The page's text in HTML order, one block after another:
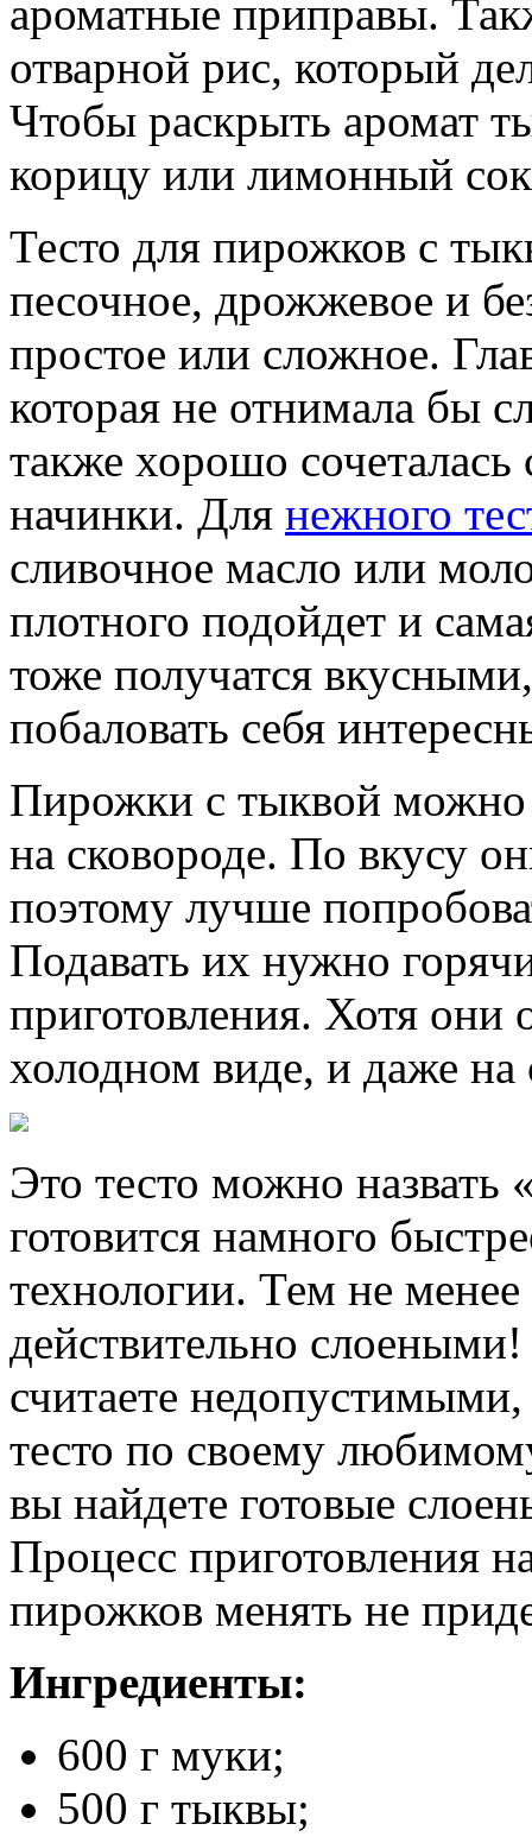
ароматные приправы.
отварной рис, который
Чтобы раскрыть аромат
корицу или лимонный
Тесто для пирожков с
песочное, дрожжевое и
простое или сложное.
которая не отнимала бы
также хорошо
начинки. Для нежного
сливочное масло или
плотного подойдет и
тоже получатся
побаловать себя
Пирожки с тыквой можно
на сковороде. По вкусу
поэтому лучше
Подавать их нужно
приготовления. Хотя они
холодном виде, и даже
Это тесто можно назвать
готовится намного
технологии. Тем не
действительно
считаете
тесто по своему
вы найдете готовые
Процесс приготовления
пирожков менять не
Ингредиенты:
600 г муки;
500 г тыквы;